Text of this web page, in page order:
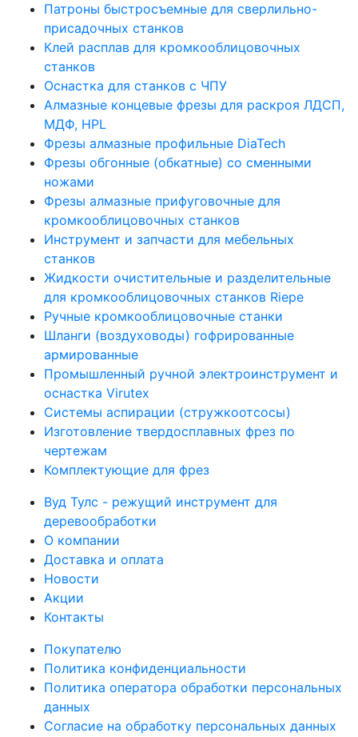
Патроны быстросъемные для сверлильно-
присадочных станков
Клей расплав для кромкооблицовочных
станков
Оснастка для станков с ЧПУ
Алмазные концевые фрезы для раскроя ЛДСП,
МДФ, HPL
Фрезы алмазные профильные DiaTech
Фрезы обгонные (обкатные) со сменными
ножами
Фрезы алмазные прифуговочные для
кромкооблицовочных станков
Инструмент и запчасти для мебельных
станков
Жидкости очистительные и разделительные
для кромкооблицовочных станков Riepe
Ручные кромкооблицовочные станки
Шланги (воздуховоды) гофрированные
армированные
Промышленный ручной электроинструмент и
оснастка Virutex
Системы аспирации (стружкоотсосы)
Изготовление твердосплавных фрез по
чертежам
Комплектующие для фрез
Вуд Тулс - режущий инструмент для
деревообработки
О компании
Доставка и оплата
Новости
Акции
Контакты
Покупателю
Политика конфиденциальности
Политика оператора обработки персональных
данных
Согласие на обработку персональных данных